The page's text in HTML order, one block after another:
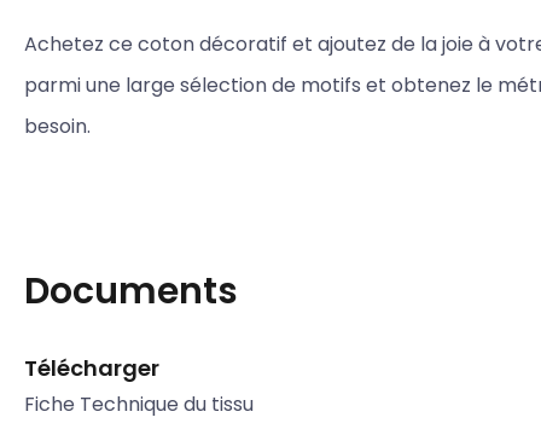
Achetez ce coton décoratif et ajoutez de la joie à
parmi une large sélection de motifs et obtenez le
besoin.
Documents
Télécharger
Fiche Technique du tissu